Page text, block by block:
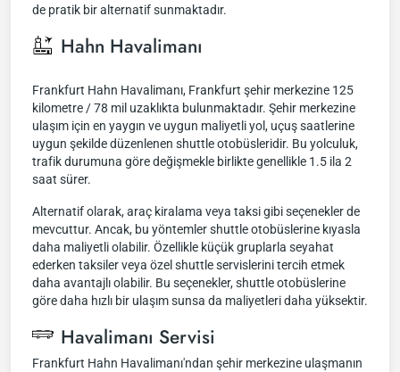
de pratik bir alternatif sunmaktadır.
Hahn Havalimanı
Frankfurt Hahn Havalimanı, Frankfurt şehir merkezine 125
kilometre / 78 mil uzaklıkta bulunmaktadır. Şehir merkezine
ulaşım için en yaygın ve uygun maliyetli yol, uçuş saatlerine
uygun şekilde düzenlenen shuttle otobüsleridir. Bu yolculuk,
trafik durumuna göre değişmekle birlikte genellikle 1.5 ila 2
saat sürer.
Alternatif olarak, araç kiralama veya taksi gibi seçenekler de
mevcuttur. Ancak, bu yöntemler shuttle otobüslerine kıyasla
daha maliyetli olabilir. Özellikle küçük gruplarla seyahat
ederken taksiler veya özel shuttle servislerini tercih etmek
daha avantajlı olabilir. Bu seçenekler, shuttle otobüslerine
göre daha hızlı bir ulaşım sunsa da maliyetleri daha yüksektir.
Havalimanı Servisi
Frankfurt Hahn Havalimanı'ndan şehir merkezine ulaşmanın